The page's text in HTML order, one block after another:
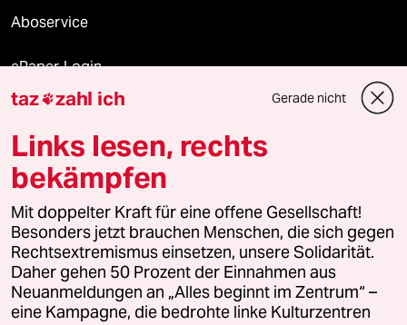
Aboservice
ePaper Login
Downloads für Abonnierende
© 2026 taz Verlags und Vertriebs GmbH
Alle Rechte vorbehalten. Bei rechtlichen Fragen oder für Genehmigungen
wenden Sie sich bitte an
lizenzen@taz.de
Feedback Redaktionsstatut Kommune-Richtlinien
taz zahl ich Gerade nicht
Links lesen, rechts
bekämpfen
Mit doppelter Kraft für eine offene Gesellschaft!
Besonders jetzt brauchen Menschen, die sich gegen
Rechtsextremismus einsetzen, unsere Solidarität.
Daher gehen 50 Prozent der Einnahmen aus
Neuanmeldungen an „Alles beginnt im Zentrum“ –
eine Kampagne, die bedrohte linke Kulturzentren